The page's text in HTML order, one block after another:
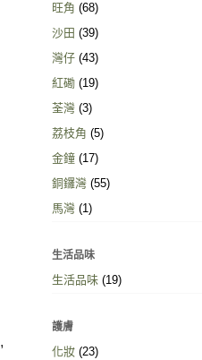
,
旺角 (68)
沙田 (39)
灣仔 (43)
紅磡 (19)
荃灣 (3)
荔枝角 (5)
金鐘 (17)
銅鑼灣 (55)
馬灣 (1)
生活品味
生活品味 (19)
護膚
化妝 (23)